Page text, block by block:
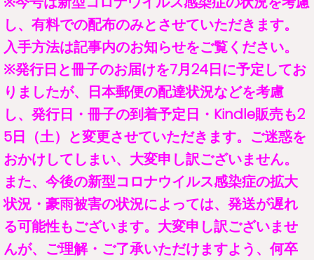
し、有料での配布のみとさせていただきます。
入手方法は記事内のお知らせをご覧ください。
※発行日と冊子のお届けを7月24日に予定してお
りましたが、日本郵便の配達状況などを考慮
し、発行日・冊子の到着予定日・Kindle販売も2
5日（土）と変更させていただきます。ご迷惑を
おかけしてしまい、大変申し訳ございません。
また、今後の新型コロナウイルス感染症の拡大
状況・豪雨被害の状況によっては、発送が遅れ
る可能性もございます。大変申し訳ございませ
んが、ご理解・ご了承いただけますよう、何卒